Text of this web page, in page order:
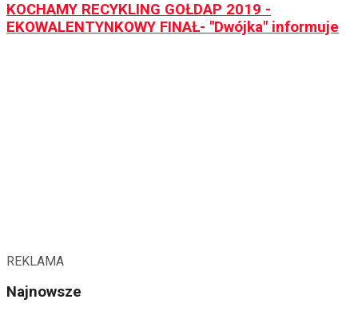
KOCHAMY RECYKLING GOŁDAP 2019 -
EKOWALENTYNKOWY FINAŁ- "Dwójka" informuje
REKLAMA
Najnowsze